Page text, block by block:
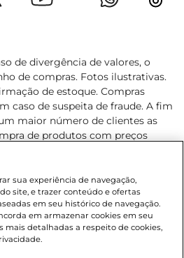
de divergência de valores, o
de compras. Fotos ilustrativas.
de estoque. Compras
caso de suspeita de fraude. A fim
maior número de clientes as
de produtos com preços
e condições são exclusivos para
o dia de hoje, podendo
notificação. Proibida a venda
menores de 18 anos, conforme
II (Estatuto da Criança e do
exclusivos para o
sua experiência de navegação,
site, e trazer conteúdo e ofertas
em seu histórico de navegação.
em armazenar cookies em seu
mais detalhadas a respeito de cookies,